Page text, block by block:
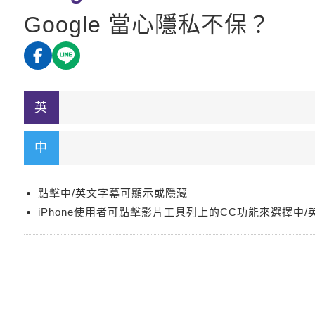
Google 當心隱私不保？
點擊中/英文字幕可顯示或隱藏
iPhone使用者可點擊影片工具列上的CC功能來選擇中/